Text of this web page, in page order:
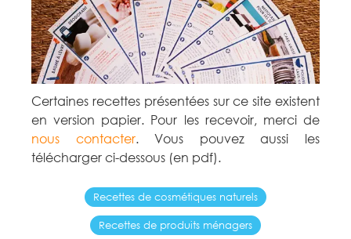
Certaines recettes présentées sur ce site existent
en version papier. Pour les recevoir, merci de
nous contacter. Vous pouvez aussi les
télécharger ci-dessous (en pdf).
Recettes de cosmétiques naturels
Recettes de produits ménagers